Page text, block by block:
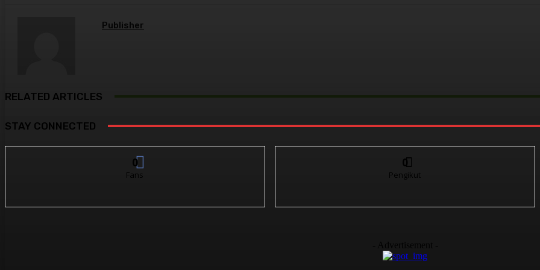
Publisher
RELATED ARTICLES
STAY CONNECTED
0
Fans
0
Pengikut